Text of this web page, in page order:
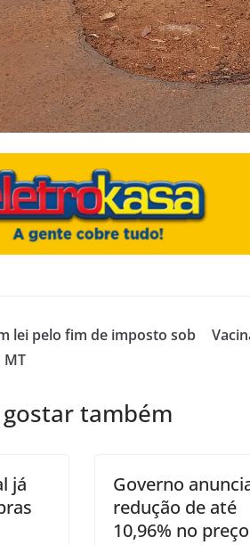
lei pelo fim de imposto sob
MT
também
já
Governo
redução de até
10,96% no